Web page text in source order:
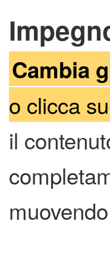
Cambia
o clicca
il